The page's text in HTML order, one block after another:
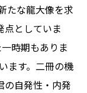
たな龍大像を求
点としていま
時期もありま
ます。二冊の機
の自発性・内発